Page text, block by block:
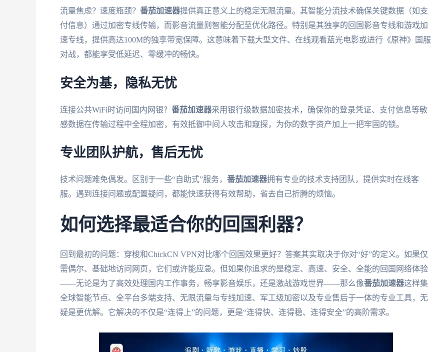
流量焦虑？速度瓶颈？ 番茄加速器提供真正意义上的稳定无限流量。其智能分流技术确保关键数据（如支
付信息）通过加密专线传输，而影音流量则智能分配至优化路径。特别是其独享的回国影音专线和游戏加
速专线，提供高达100M的独享带宽保障。这意味着下载大型文件、在线观看蓝光电影或进行《原神》国服
对战，都能享受低延迟、零缓冲的畅快。
安全为基，隐私无忧
连接公共WiFi时访问国内网银？ 番茄加速器采用银行级数据加密技术，确保你的登录凭证、支付信息等敏
感数据在传输过程中全程加密，有效抵御中间人攻击和窥探，为你的数字资产加上一把牢固的锁。
专业团队护航，售后无忧
技术问题难免偶发。区别于一些“自助式”服务， 番茄加速器拥有专业的技术支持团队，提供实时在线客
服。遇到连接问题或配置疑问，都能快速获得有效帮助，省去自己折腾的烦恼。
如何选择最适合你的回国利器？
回到最初的问题：穿梭和ChickCN VPN对比哪个回国效果更好？答案其实取决于你对“好”的定义。如果仅
需偶尔、基础地访问网页，它们或许能应急。但如果你追求的是稳定、高速、安全、全能的回国网络体验
——无论是为了高效处理国内工作事务，畅享影音娱乐，还是激战游戏世界——那么像番茄加速器这样集
全球智能节点、全平台多端支持、无限流量与专线加速、军工级加密以及专业售后于一体的专业工具，无
疑是更优解。它解决的不仅是“连得上”的问题，更是“连得快、连得稳、连得安全”的高阶需求。